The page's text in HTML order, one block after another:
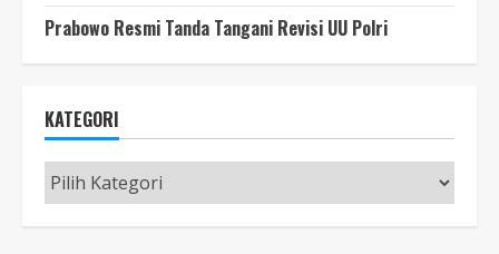
Prabowo Resmi Tanda Tangani Revisi UU Polri
KATEGORI
Kategori